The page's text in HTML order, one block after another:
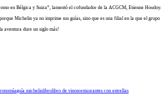
en Bélgica y Suiza”, lamentó el cofundador de la ACGCM, Etienne Houdoy.
Michelin ya no imprime sus guías, sino que es una filial en la que el grupo
aventura dure un siglo más!
guía michelinlibrolibro de vinosrestaurantes con estrellas